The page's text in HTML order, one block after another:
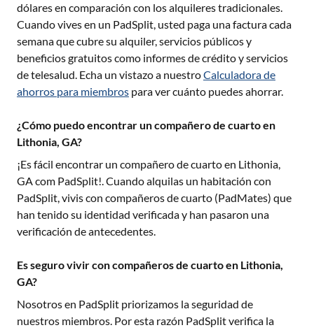
dólares en comparación con los alquileres tradicionales.
Cuando vives en un PadSplit, usted paga una factura cada
semana que cubre su alquiler, servicios públicos y
beneficios gratuitos como informes de crédito y servicios
de telesalud. Echa un vistazo a nuestroCalculadora de
ahorros para miembros para ver cuánto puedes ahorrar.
¿Cómo puedo encontrar un compañero de cuarto en
Lithonia, GA?
¡Es fácil encontrar un compañero de cuarto en Lithonia,
GAcom PadSplit!. Cuando alquilas un habitación con
PadSplit, vivis con compañeros de cuarto (PadMates) que
han tenido su identidad verificada y han pasaron una
verificación de antecedentes.
Es seguro vivir con compañeros de cuarto en Lithonia,
GA?
Nosotros en PadSplit priorizamos la seguridad de
nuestros miembros. Por esta razón PadSplit verifica la